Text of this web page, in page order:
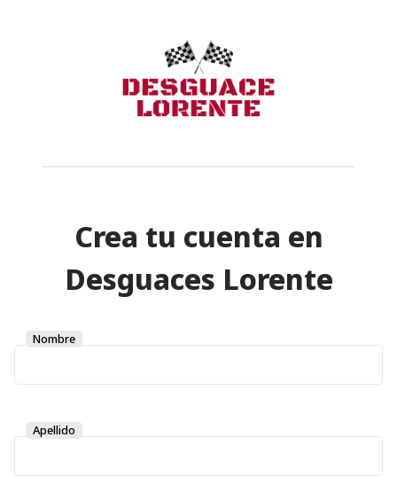
Crea tu cuenta en
Desguaces Lorente
Nombre
Apellido